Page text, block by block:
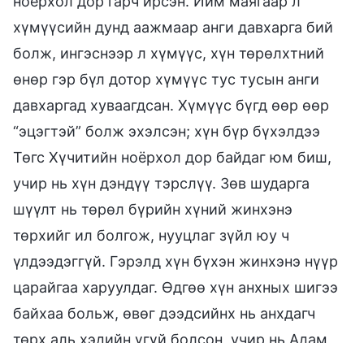
хүмүүсийн дунд аажмаар анги давхарга бий
болж, ингэснээр л хүмүүс, хүн төрөлхтний
өнөр гэр бүл дотор хүмүүс тус тусын анги
давхаргад хуваагдсан. Хүмүүс бүгд өөр өөр
“эцэгтэй” болж эхэлсэн; хүн бүр бүхэлдээ
Төгс Хүчитийн ноёрхол дор байдаг юм биш,
учир нь хүн дэндүү тэрслүү. Зөв шударга
шүүлт нь төрөл бүрийн хүний жинхэнэ
төрхийг ил болгож, нууцлаг зүйл юу ч
үлдээдэггүй. Гэрэлд хүн бүхэн жинхэнэ нүүр
царайгаа харуулдаг. Өдгөө хүн анхных шигээ
байхаа больж, өвөг дээдсийнх нь анхдагч
төрх аль хэдийн үгүй болсон, учир нь Адам